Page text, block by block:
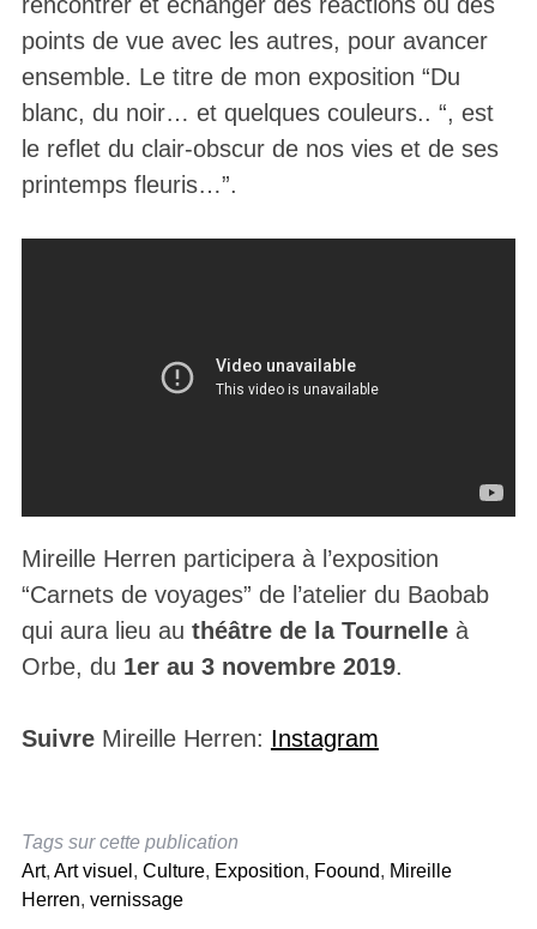
points de vue avec les autres, pour avancer
ensemble. Le titre de mon exposition “Du
blanc, du noir… et quelques couleurs.. “, est
le reflet du clair-obscur de nos vies et de ses
printemps fleuris…”.
Mireille Herren participera à l’exposition
“Carnets de voyages” de l’atelier du Baobab
qui aura lieu au théâtre de la Tournelleà
Orbe, du 1er au 3 novembre 2019.
SuivreMireille Herren: Instagram
Tags sur cette publication
Art, Art visuel , Culture, Exposition, Foound, Mireille
Herren, vernissage